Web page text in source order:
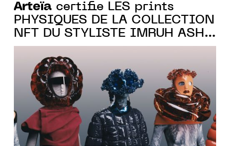
Arteïa certifie LES prints
PHYSIQUES DE LA COLLECTION
NFT DU STYLISTE IMRUH ASHA
POUR LE STUDIO WEB3 THE
NEW FACE